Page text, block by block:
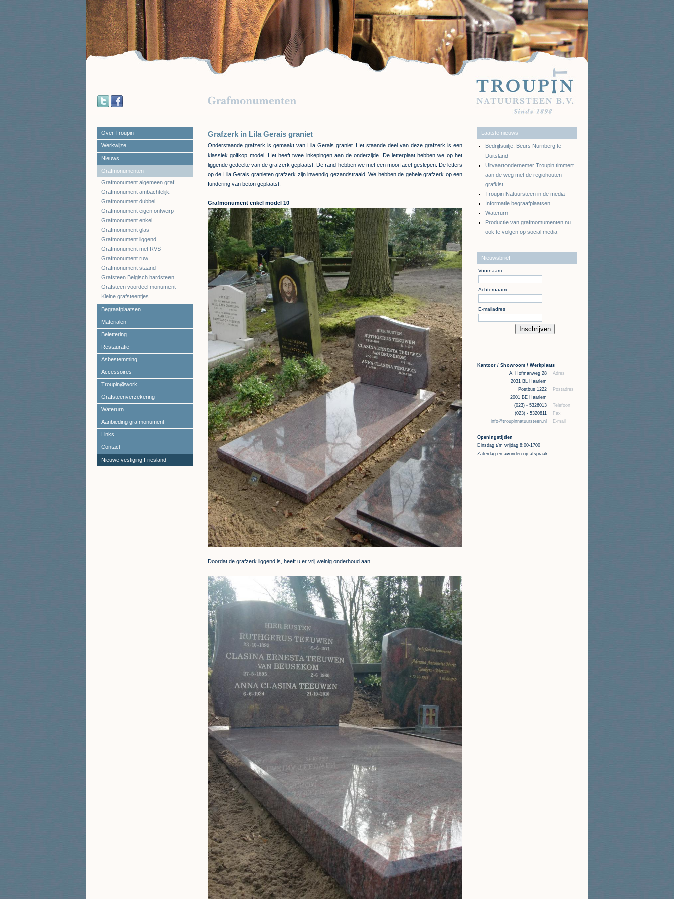
Over Troupin
Werkwijze
Nieuws
Grafmonumenten
Grafmonument algemeen graf
Grafmonument ambachtelijk
Grafmonument dubbel
Grafmonument eigen ontwerp
Grafmonument enkel
Grafmonument glas
Grafmonument liggend
Grafmonument met RVS
Grafmonument ruw
Grafmonument staand
Grafsteen Belgisch hardsteen
Grafsteen voordeel monument
Kleine grafsteentjes
Begraafplaatsen
Materialen
Belettering
Restauratie
Asbestemming
Accessoires
Troupin@work
Grafsteenverzekering
Waterurn
Aanbieding grafmonument
Links
Contact
Nieuwe vestiging Friesland
Grafzerk in Lila Gerais graniet
Onderstaande grafzerk is gemaakt van Lila Gerais graniet. Het staande deel van deze grafzerk is een
klassiek golfkop model. Het heeft twee inkepingen aan de onderzijde. De letterplaat hebben we op het
liggende gedeelte van de grafzerk geplaatst. De rand hebben we met een mooi facet geslepen. De letters
op de Lila Gerais granieten grafzerk zijn inwendig gezandstraald. We hebben de gehele grafzerk op een
fundering van beton geplaatst.
Grafmonument enkel model 10
Doordat de grafzerk liggend is, heeft u er vrij weinig onderhoud aan.
Laatste nieuws
Bedrijfsuitje, Beurs Nürnberg te
Duitsland
Uitvaartondernemer Troupin timmert
aan de weg met de regiohouten
grafkist
Troupin Natuursteen in de media
Informatie begraafplaatsen
Waterurn
Productie van grafmomumenten nu
ook te volgen op social media
Nieuwsbrief
Voornaam
Achternaam
E-mailadres
Kantoor / Showroom / Werkplaats
A. Hofmanweg 28 Adres
2031 BL Haarlem
Postbus 1222
Postadres
2001 BE Haarlem
(023) - 5326013 Telefoon
(023) - 5320811 Fax
info@troupinnatuursteen.nl
E-mail
Openingstijden
Dinsdag t/m vrijdag 8:00-1700
Zaterdag en avonden op afspraak